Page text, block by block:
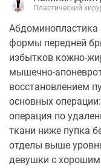
Пластический
Абдоминопластика
формы передней
избытков кожно-
мышечно-
восстановлением
основных
операция по
ткани ниже пупка
отделы выше
девушки с хорошим